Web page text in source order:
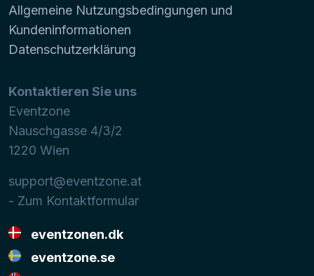
Allgemeine Nutzungsbedingungen und
Kundeninformationen
Datenschutzerklärung
Kontaktieren Sie uns
Eventzone
Nauschgasse 4/3/2
1220 Wien
support@eventzone.at
- Zum Kontaktformular
eventzonen.dk
eventzone.se